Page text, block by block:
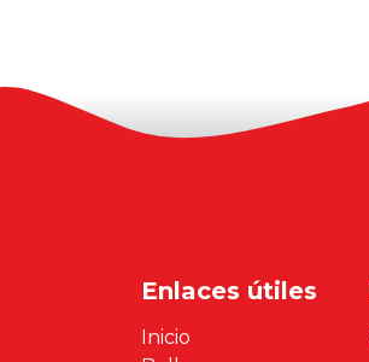
Enlaces útiles
Inicio